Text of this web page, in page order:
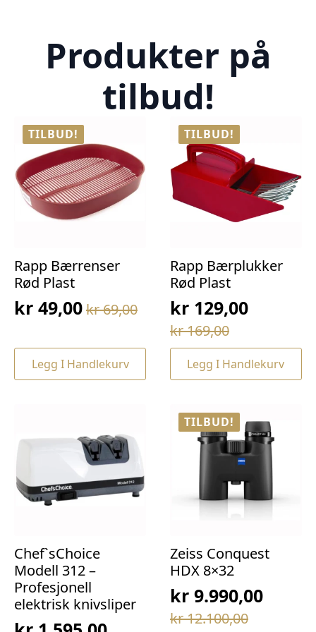
Produkter på
tilbud!
TILBUD!
Rapp Bærrenser
Rød Plast
kr69,00
Opprinnelig
var:
kr 69,00.
kr 49,00
Nåværende
er:
kr 49,00.
Legg I Handlekurv
TILBUD!
Rapp Bærplukker
Rød Plast
kr169,00
Opprinnelig
pris
var:
kr129,00
Nåværende
pris
er:Legg I Handlekurv
Chef`sChoice
Modell 312 –
Profesjonell
elektrisk knivsliper
TILBUD!
Zeiss Conquest
HDX 8×32
kr12.100,00
Opprinnelig
kr9.990,00
Nåværende